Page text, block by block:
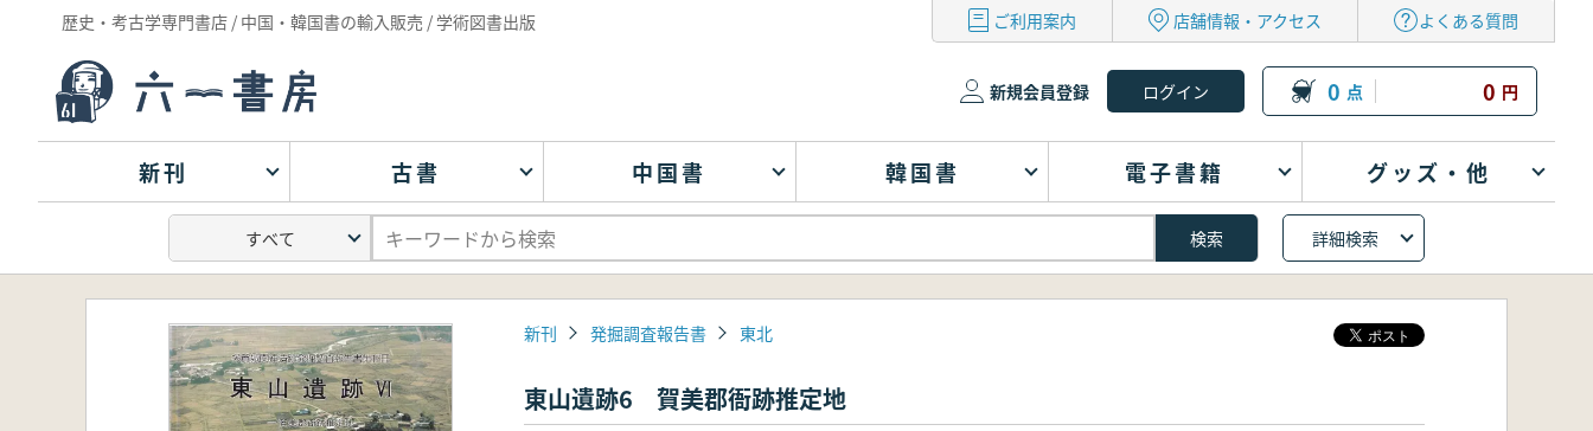
歴史・考古学専門書店 / 中国・韓国書の輸入販売 / 学術図書出版 ご利用案内 店舗情報・アクセス よくある質問
新規会員登録 0 点 0 円
新刊 古書 中国書 韓国書 電子書籍 グッズ・他
詳細検索
新刊 発掘調査報告書 東北
東山遺跡6 賀美郡衙跡推定地